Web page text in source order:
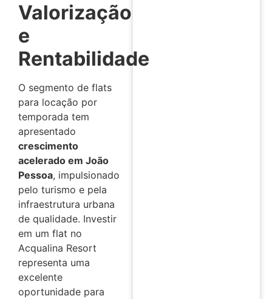
Valorização
e
Rentabilidade
O segmento de flats
para locação por
temporada tem
apresentado
crescimento
acelerado em João
Pessoa, impulsionado
pelo turismo e pela
infraestrutura urbana
de qualidade. Investir
em um flat no
Acqualina Resort
representa uma
excelente
oportunidade para